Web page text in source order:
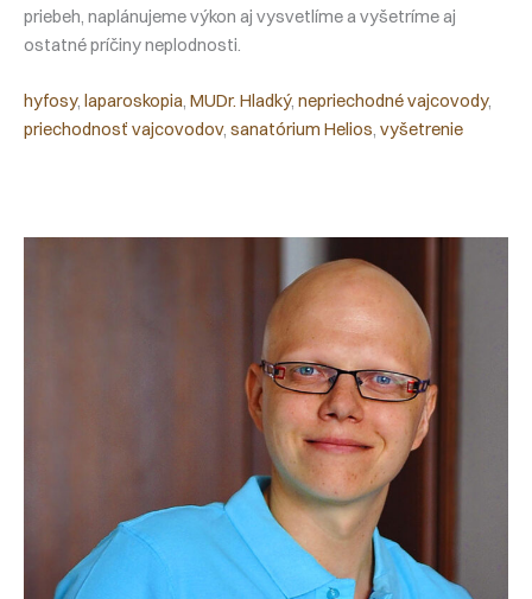
priebeh, naplánujeme výkon aj vysvetlíme a vyšetríme aj
ostatné príčiny neplodnosti.
hyfosy, laparoskopia, MUDr. Hladký, nepriechodné vajcovody
priechodnosť vajcovodov, sanatórium Helios, vyšetrenie